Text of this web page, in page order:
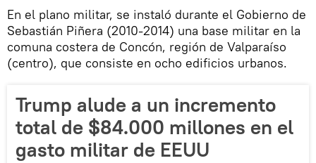
En el plano militar, se instaló durante el Gobierno de
Sebastián Piñera (2010-2014) una base militar en la
comuna costera de Concón, región de Valparaíso
(centro), que consiste en ocho edificios urbanos.
Trump alude a un incremento
total de $84.000 millones en el
gasto militar de EEUU